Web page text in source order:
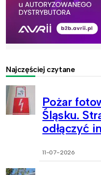
Najczęściej czytane
Pożar
Śląsku.
odłączyć
11-07-2026